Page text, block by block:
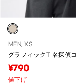
MEN, XS
グラフィックT 名探偵
¥790
値下げ